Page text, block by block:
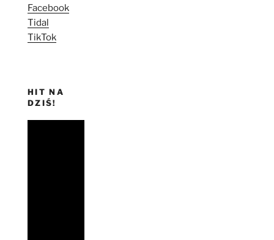
Facebook
Tidal
TikTok
HIT NA
DZIŚ!